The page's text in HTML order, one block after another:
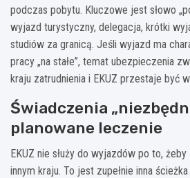
podczas pobytu. Kluczowe jest słowo
wyjazd turystyczny, delegacja, krótki
studiów za granicą. Jeśli wyjazd ma
pracy „na stałe”, temat ubezpieczenia
kraju zatrudnienia i EKUZ przestaje być
Świadczenia
planowane leczenie
EKUZ nie służy do wyjazdów po to,
innym kraju. To jest zupełnie inna